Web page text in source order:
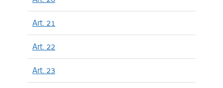
Art. 21
Art. 22
Art. 23